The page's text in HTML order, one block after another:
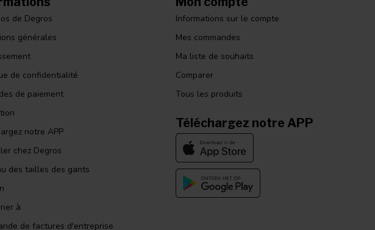
de Degros
générales
de confidentialité
de paiement
notre APP
chez Degros
des tailles des gants
à
de factures d'entreprise
Informations sur le compte
Mes commandes
Ma liste de souhaits
Comparer
Tous les produits
Téléchargez notre APP